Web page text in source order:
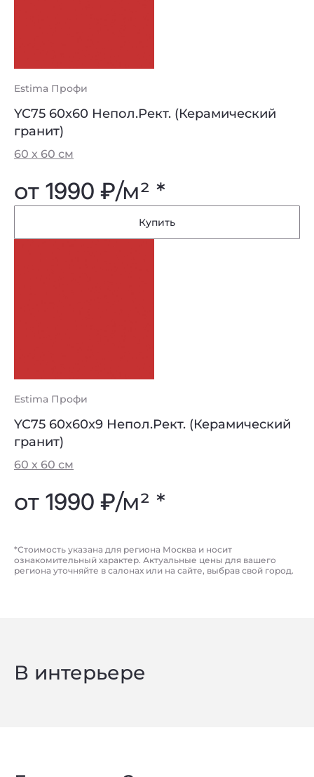
Estima Профи
YC75 60x60 Непол.Рект. (Керамический
гранит)
60 х 60 см
от 1990 ₽/м² *
Купить
Estima Профи
YC75 60x60x9 Непол.Рект. (Керамический
гранит)
60 х 60 см
от 1990 ₽/м² *
*Стоимость указана для региона Москва и носит
ознакомительный характер. Актуальные цены для вашего
региона уточняйте в салонах или на сайте, выбрав свой город.
В интерьере